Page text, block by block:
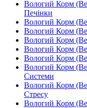
Вологий Корм
Печінки
Вологий Корм
Вологий Корм
Вологий Корм
Вологий Корм
Вологий Корм
Вологий Корм
Системи
Вологий Корм
Стресу
Вологий Корм